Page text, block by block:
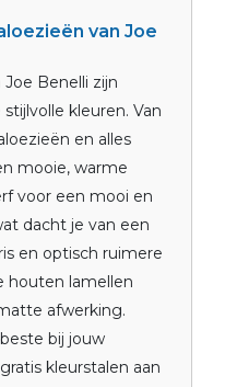
van Joe
Benelli zijn
kleuren. Van
en alles
mooie, warme
voor een mooi en
dacht je van een
en optisch ruimere
houten lamellen
afwerking.
bij jouw
kleurstalen aan